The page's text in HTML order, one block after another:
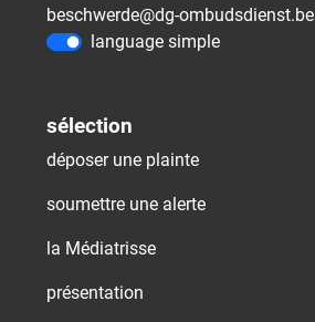
beschwerde@dg-ombudsdienst.be
language simple
sélection
déposer une plainte
soumettre une alerte
la Médiatrisse
présentation